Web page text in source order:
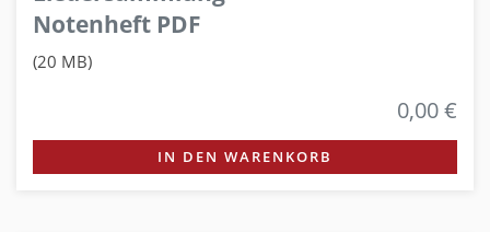
Notenheft PDF
(20 MB)
0,00 €
IN DEN WARENKORB